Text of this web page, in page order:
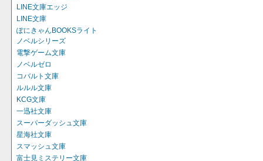
LINE文庫エッジ
LINE文庫
ぽにきゃんBOOKSライト
ノベルシリーズ
電撃ゲーム文庫
ノベルゼロ
コバルト文庫
ルルル文庫
KCG文庫
一迅社文庫
スーパーダッシュ文庫
星海社文庫
スマッシュ文庫
富士見ミステリー文庫